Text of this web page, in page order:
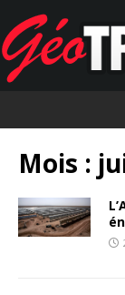
Mois :